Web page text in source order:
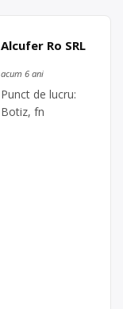
Alcufer Ro SRL
acum 6 ani
Punct de lucru:
Botiz, fn